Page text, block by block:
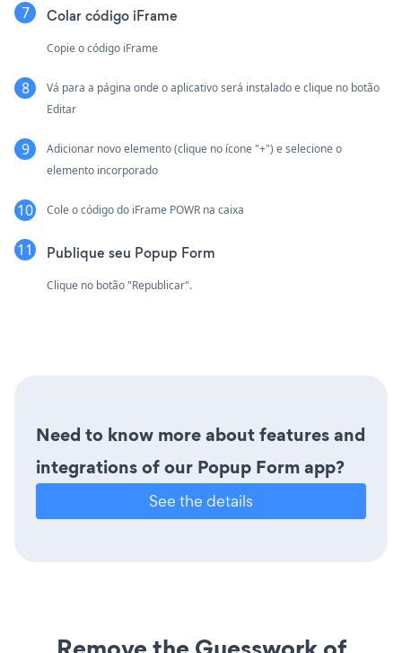
Colar código iFrame
Copie o código iFrame
Vá para a página onde o aplicativo será instalado e clique no botão
Editar
Adicionar novo elemento (clique no ícone "+") e selecione o
elemento incorporado
Cole o código do iFrame POWR na caixa
Publique seu Popup Form
Clique no botão "Republicar".
Need to know more about features and
integrations of our Popup Form app?
See the details